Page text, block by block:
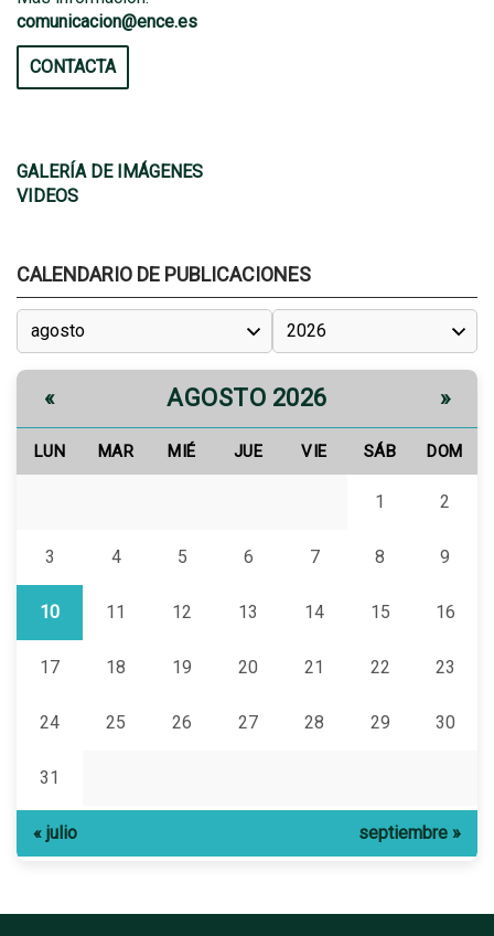
comunicacion@ence.es
CONTACTA
GALERÍA DE IMÁGENES
VIDEOS
CALENDARIO DE PUBLICACIONES
« AGOSTO 2026 »
LUN MAR MIÉ JUE VIE SÁB DOM
1 2
3 4 5 6 7 8 9
10 11 12 13 14 15 16
17 18 19 20 21 22 23
24 25 26 27 28 29 30
31
« julio septiembre »